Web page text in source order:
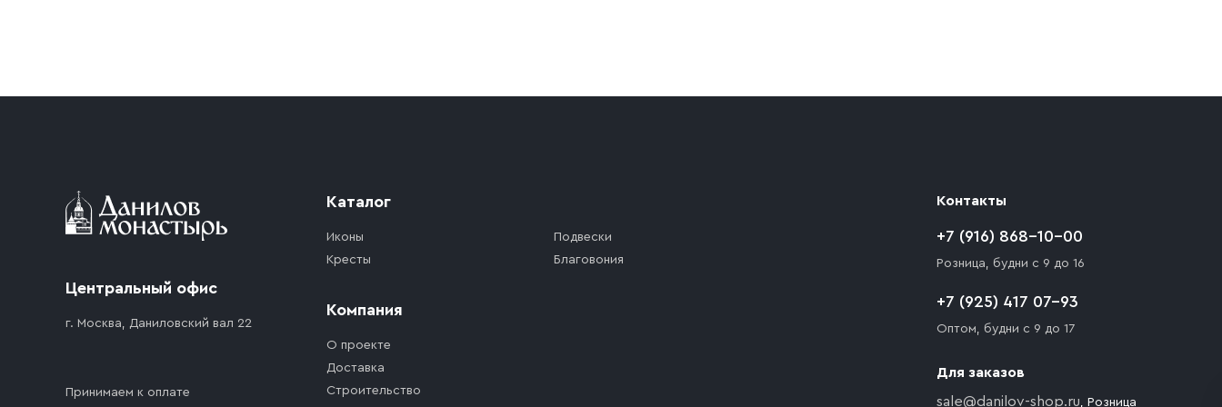
доставка осуществляется до ближайшего места, которое максимально близко к месту запланированной разгрузки товара и не нарушает правила
Центральный офис
г. Москва, Даниловский вал 22
Принимаем к оплате
Каталог
Иконы
Кресты
Подвески
Благовония
Компания
О проекте
Доставка
Строительство
Контакты
+7 (916) 868-10-00
Розница, будни с 9 до 16
+7 (925) 417 07-93
Оптом, будни с 9 до 17
Для заказов
sale@danilov-shop.ru, Розница